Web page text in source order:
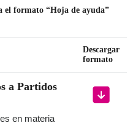
el formato “Hoja de ayuda”
Descargar
formato
a Partidos
en materia